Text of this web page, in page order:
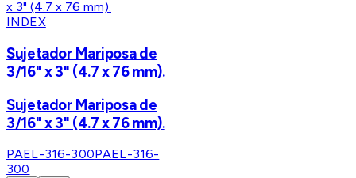
INDEX
Sujetador Mariposa de
3/16" x 3" (4.7 x 76 mm).
Sujetador Mariposa de
3/16" x 3" (4.7 x 76 mm).
PAEL-316-300PAEL-316-
300